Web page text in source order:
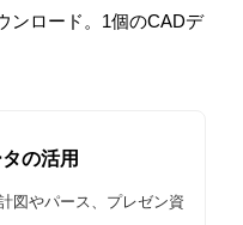
ンロード。1個のCADデ
の活用
図やパース、プレゼン資